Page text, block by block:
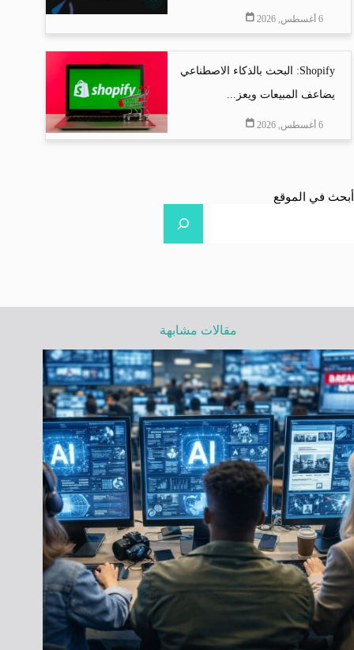
6 أغسطس, 2026
Shopify: البحث بالذكاء الاصطناعي
يضاعف المبيعات ويعز...
6 أغسطس, 2026
أبحث في الموقع
مقالات مشابهة